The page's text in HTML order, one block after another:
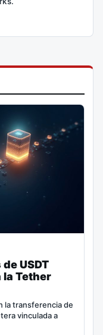
USDT
Tether
la transferencia de
vinculada a